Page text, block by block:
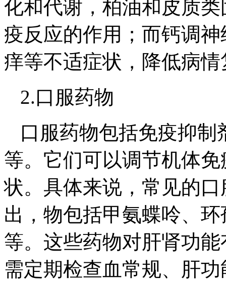
化和代谢，柏油和皮质
疫反应的作用；而钙调
痒等不适症状，降低病
2.口服药物
口服药物包括免疫抑
等。它们可以调节机体
状。具体来说，常见的口
出，物包括甲氨蝶呤、
等。这些药物对肝肾功
需定期检查血常规、肝